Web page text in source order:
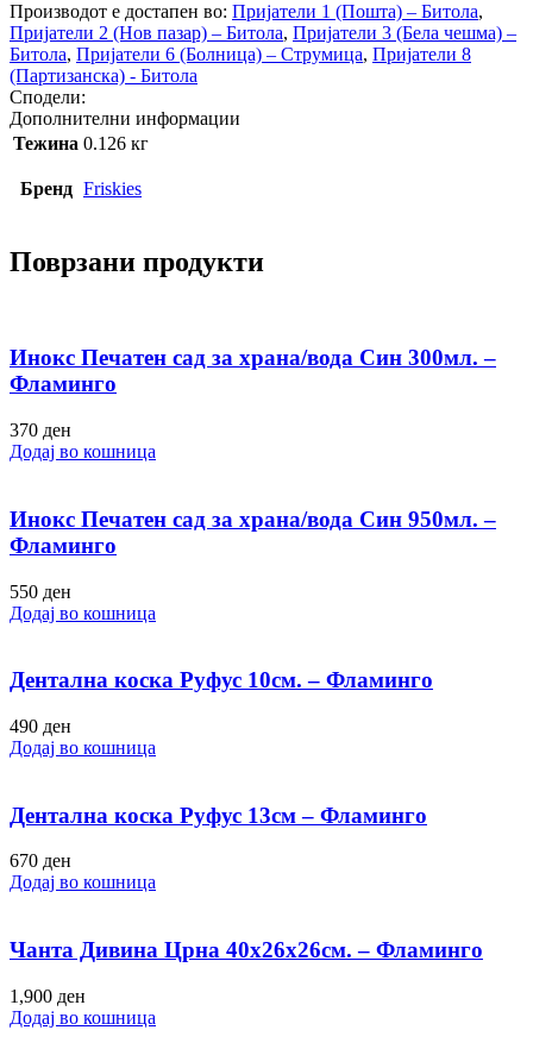
-
Фрискис
количина
Производот е достапен во: Пријатели 1 (Пошта) – Битола,
Пријатели 2 (Нов пазар) – Битола, Пријатели 3 (Бела чешма) –
Битола, Пријатели 6 (Болница) – Струмица, Пријатели 8
(Партизанска) - Битола
Сподели:
Дополнителни информации
Тежина 0.126 кг
Бренд Friskies
Поврзани продукти
Инокс Печатен сад за храна/вода Син 300мл. –
Фламинго
370 ден
Додај во кошница
Инокс Печатен сад за храна/вода Син 950мл. –
Фламинго
550 ден
Додај во кошница
Дентална коска Руфус 10см. – Фламинго
490 ден
Додај во кошница
Дентална коска Руфус 13см – Фламинго
670 ден
Додај во кошница
Чанта Дивина Црна 40х26х26см. – Фламинго
1,900 ден
Додај во кошница